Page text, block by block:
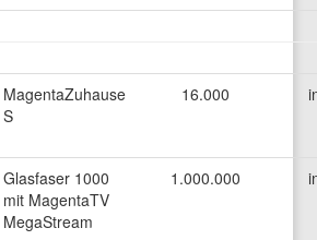
MagentaZuhause
S
16.000
Glasfaser 1000
mit MagentaTV
MegaStream
1.000.000